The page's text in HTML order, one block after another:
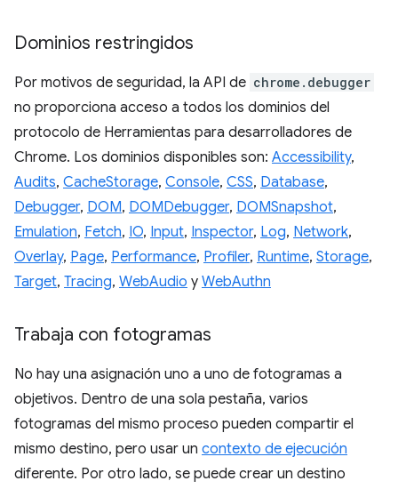
Dominios restringidos
Por motivos de seguridad, la API de chrome.debugger
no proporciona acceso a todos los dominios del
protocolo de Herramientas para desarrolladores de
Chrome. Los dominios disponibles son: Accessibility,
Audits, CacheStorage, Console, CSS, Database,
Debugger, DOM, DOMDebugger, DOMSnapshot,
Emulation, Fetch, IO, Input, Inspector, Log, Network,
Overlay, Page, Performance, Profiler, Runtime, Storage,
Target, Tracing, WebAudio y WebAuthn
Trabaja con fotogramas
No hay una asignación uno a uno de fotogramas a
objetivos. Dentro de una sola pestaña, varios
fotogramas del mismo proceso pueden compartir el
mismo destino, pero usar un contexto de ejecución
diferente. Por otro lado, se puede crear un destino